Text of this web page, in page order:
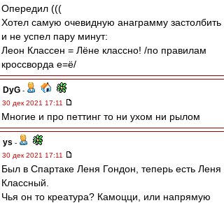
Опередил (((
Хотел самую очевидную анаграмму застолбить
и не успел пару минут:
Леон Классен = Лёне классно! /по правилам
кроссворда е=ё/
DyG -
30 дек 2021 17:11
Многие и про петтинг то ни ухом ни рылом
ys -
30 дек 2021 17:11
Был в Спартаке Леня Гондон, теперь есть Леня
Классный.
Чья он то креатура? Камоцци, или напрямую